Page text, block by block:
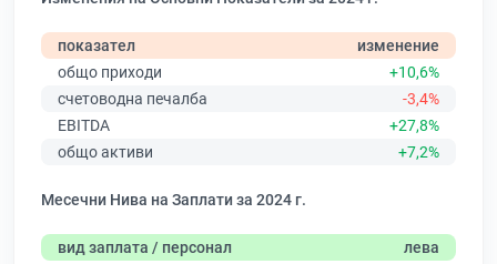
показател
изменение
общо приходи
+10,6%
счетоводна печалба
-3,4%
EBITDA
+27,8%
общо активи
+7,2%
Месечни Нива на Заплати за 2024 г.
вид заплата / персонал
лева